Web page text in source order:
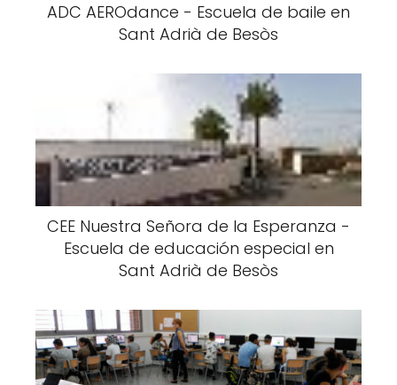
ADC AEROdance - Escuela de baile en
Sant Adrià de Besòs
CEE Nuestra Señora de la Esperanza -
Escuela de educación especial en
Sant Adrià de Besòs